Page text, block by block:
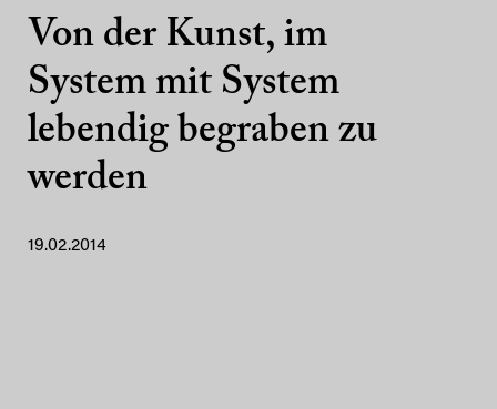
Von der Kunst, im
System mit System
lebendig begraben zu
werden
19.02.2014